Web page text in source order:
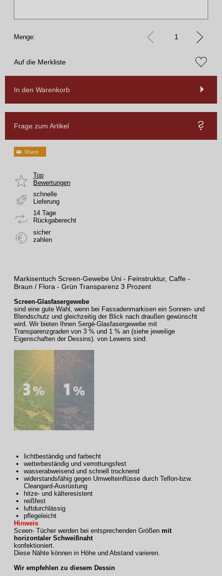
Menge:
Auf die Merkliste
In den Warenkorb
Frage zum Artikel
Top
Bewertungen
schnelle
Lieferung
14 Tage
Rückgaberecht
sicher
zahlen
Markisentuch Screen-Gewebe Uni - Feinstruktur, Caffe -
Braun / Flora - Grün Transparenz 3 Prozent
Screen-Glasfasergewebe
sind eine gute Wahl, wenn bei Fassadenmarkisen ein Sonnen- und
Blendschutz und gleichzeitig der Blick nach draußen gewünscht
wird. Wir bieten Ihnen Sergé-Glasfasergewebe mit
Transparenzgraden von 3 % und 1 % an (siehe jeweilige
Eigenschaften der Dessins). von Lewens sind:
lichtbeständig und farbecht
wetterbeständig und verrottungsfest
wasserabweisend und schnell trocknend
widerstandsfähig gegen Umwelteinflüsse durch Teflon-bzw.
Cleangard-Ausrüstung
hitze- und kälteresistent
reißfest
luftdurchlässig
pflegeleicht
Hinweis
Sceen- Tücher werden bei entsprechenden Größen mit
horizontaler Schweißnaht
konfektioniert.
Diese Nähte können in Höhe und Abstand varieren.
Wir empfehlen zu diesem Dessin